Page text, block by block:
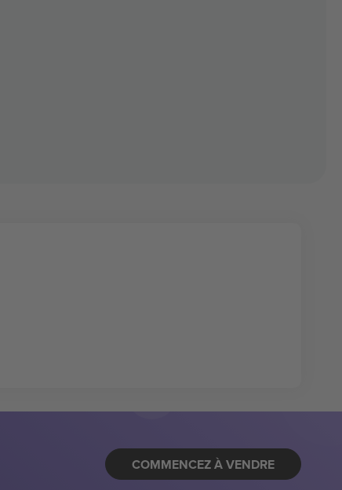
COMMENCEZ À VENDRE